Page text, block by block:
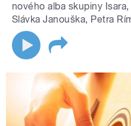
nového alba skupiny
Slávka Janouška, Petra